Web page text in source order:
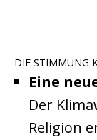
DIE STIMMUNG
Eine
Der
Religion